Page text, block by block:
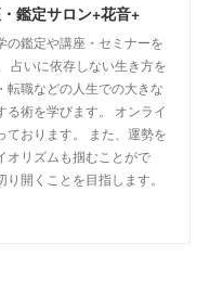
鑑定サロン+花音+
の鑑定や講座・セミナーを
占いに依存しない生き方を
転職などの人生での大きな
る術を学びます。 オンライ
ております。 また、運勢を
オリズムも掴むことがで
開くことを目指します。